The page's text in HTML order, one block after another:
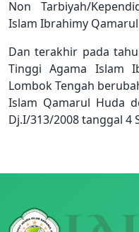
Non Tarbiyah/
Islam Ibrahimy
Dan terakhir pada
Tinggi Agama Islam
Lombok Tengah
Islam Qamarul Huda
Dj.I/313/2008 tanggal 4